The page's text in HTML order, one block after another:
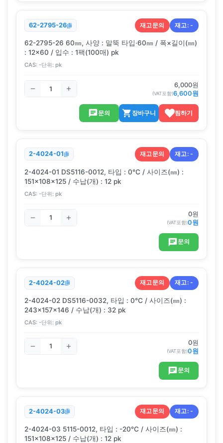
62-2795-26 재고문의 재고:-
62-2795-26 60㎜, 사양 : 말뚝 타입·60㎜ / 폭×길이(㎜)
: 12×60 / 입수 : 1팩(100매) pk
CAS: -단위: pk
6,000원
(VAT포함)6,600원
문의 장바구니 찜하기
2-4024-01 재고문의 재고:-
2-4024-01 DS5116-0012, 타입 : 0℃ / 사이즈(㎜) :
151×108×125 / 수납(개) : 12 pk
CAS: -단위: pk
0원
(VAT포함)0원
문의
2-4024-02 재고문의 재고:-
2-4024-02 DS5116-0032, 타입 : 0℃ / 사이즈(㎜) :
243×157×146 / 수납(개) : 32 pk
CAS: -단위: pk
0원
(VAT포함)0원
문의
2-4024-03 재고문의 재고:-
2-4024-03 5115-0012, 타입 : -20℃ / 사이즈(㎜) :
151×108×125 / 수납(개) : 12 pk